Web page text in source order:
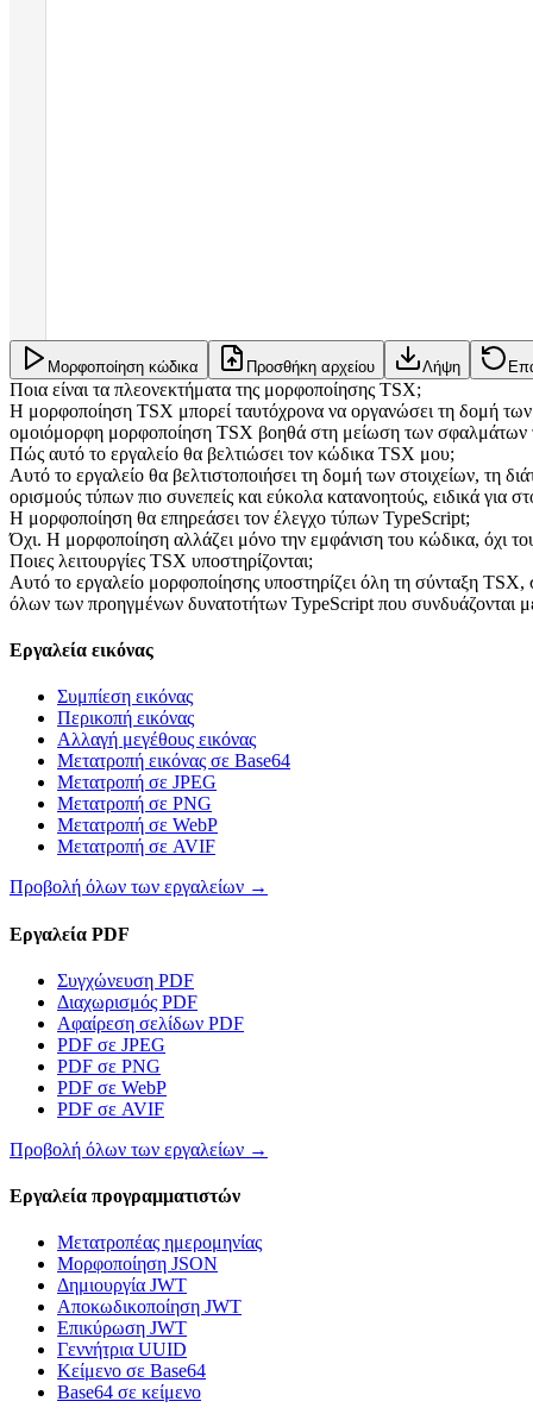
Μορφοποίηση κώδικα Προσθήκη αρχείου Λήψη
Ποια είναι τα πλεονεκτήματα της μορφοποίησης TSX;
Η μορφοποίηση TSX μπορεί ταυτόχρονα να οργανώσει τη δομή των
ομοιόμορφη μορφοποίηση TSX βοηθά στη μείωση των σφαλμάτων
Πώς αυτό το εργαλείο θα βελτιώσει τον κώδικα TSX μου;
Αυτό το εργαλείο θα βελτιστοποιήσει τη δομή των στοιχείων, τη
ορισμούς τύπων πιο συνεπείς και εύκολα κατανοητούς, ειδικά για
Η μορφοποίηση θα επηρεάσει τον έλεγχο τύπων TypeScript;
Όχι. Η μορφοποίηση αλλάζει μόνο την εμφάνιση του κώδικα, όχι
Ποιες λειτουργίες TSX υποστηρίζονται;
Αυτό το εργαλείο μορφοποίησης υποστηρίζει όλη τη σύνταξη
όλων των προηγμένων δυνατοτήτων TypeScript που συνδυάζονται
Εργαλεία εικόνας
Συμπίεση εικόνας
Περικοπή εικόνας
Αλλαγή μεγέθους εικόνας
Μετατροπή εικόνας σε Base64
Μετατροπή σε JPEG
Μετατροπή σε PNG
Μετατροπή σε WebP
Μετατροπή σε AVIF
Προβολή όλων των εργαλείων →
Εργαλεία PDF
Συγχώνευση PDF
Διαχωρισμός PDF
Αφαίρεση σελίδων PDF
PDF σε JPEG
PDF σε PNG
PDF σε WebP
PDF σε AVIF
Προβολή όλων των εργαλείων →
Εργαλεία προγραμματιστών
Μετατροπέας ημερομηνίας
Μορφοποίηση JSON
Δημιουργία JWT
Αποκωδικοποίηση JWT
Επικύρωση JWT
Γεννήτρια UUID
Κείμενο σε Base64
Base64 σε κείμενο